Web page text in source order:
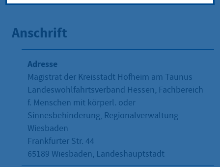
Anschrift
Adresse
Magistrat der Kreisstadt Hofheim am Taunus
Landeswohlfahrtsverband Hessen, Fachbereich
f. Menschen mit körperl. oder
Sinnesbehinderung, Regionalverwaltung
Wiesbaden
Frankfurter Str. 44
65189 Wiesbaden, Landeshauptstadt